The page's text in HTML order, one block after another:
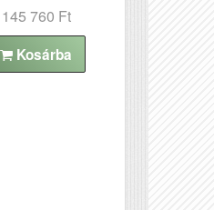
760 Ft
Kosárba